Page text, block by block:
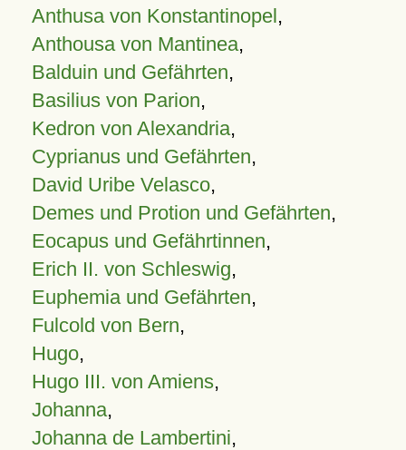
Anthusa von Konstantinopel,
Anthousa von Mantinea,
Balduin und Gefährten,
Basilius von Parion,
Kedron von Alexandria,
Cyprianus und Gefährten,
David Uribe Velasco,
Demes und Protion und Gefährten,
Eocapus und Gefährtinnen,
Erich II. von Schleswig,
Euphemia und Gefährten,
Fulcold von Bern,
Hugo,
Hugo III. von Amiens,
Johanna,
Johanna de Lambertini,